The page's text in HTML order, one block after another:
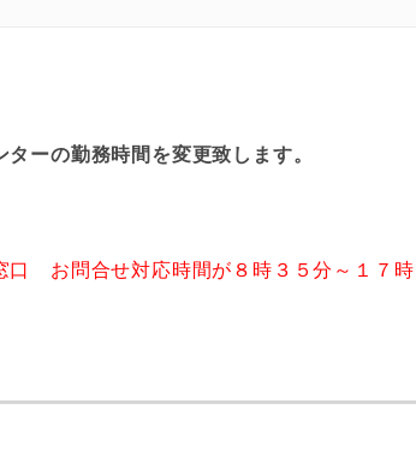
ーの勤務時間を変更致します。
お問合せ対応時間が８時３５分～１７